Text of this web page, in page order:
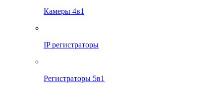
Камеры 4в1
IP регистраторы
Регистраторы 5в1